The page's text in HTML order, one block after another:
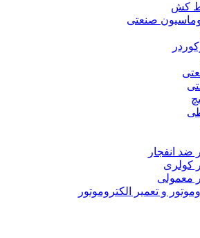
کش
صنعتی
ضد انفجار
کولری
معمولی
و تعمیر الکتروموتور